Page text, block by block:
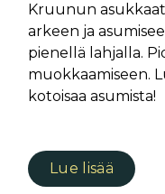
Kruunun
arkeen ja
pienellä lahjalla.
muokkaamiseen.
kotoisaa asumista!
Lue lisää